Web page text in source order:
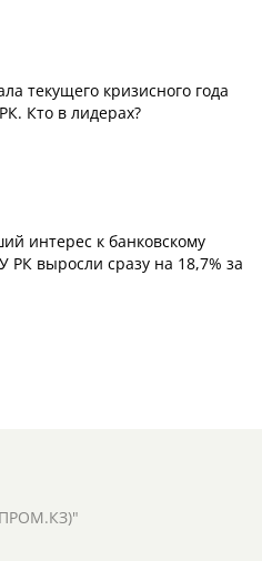
текущего кризисного года
Кто в лидерах?
интерес к банковскому
РК выросли сразу на 18,7% за